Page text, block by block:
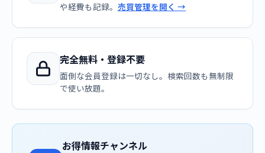
や経費も記録。 売買管理を開く →
完全無料・登録不要
面倒な会員登録は一切なし。検索回数も無制限
で使い放題。
お得情報チャンネル